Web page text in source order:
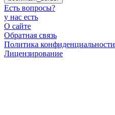
Есть вопросы?
у нас есть
О сайте
Обратная связь
Политика конфиденциальности
Лицензирование